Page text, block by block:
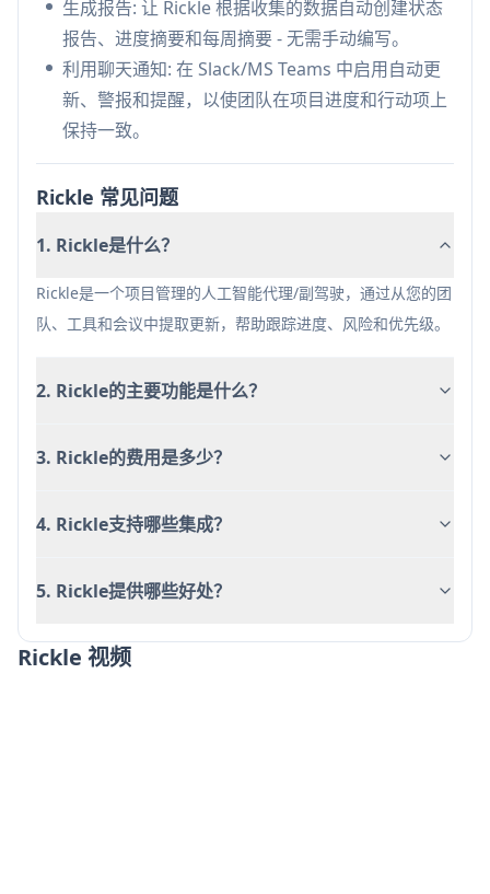
生成报告: 让 Rickle 根据收集的数据自动创建状态
报告、进度摘要和每周摘要 - 无需手动编写。
利用聊天通知: 在 Slack/MS Teams 中启用自动更
新、警报和提醒，以使团队在项目进度和行动项上
保持一致。
Rickle 常见问题
1. Rickle是什么？
Rickle是一个项目管理的人工智能代理/副驾驶，通过从您的团
队、工具和会议中提取更新，帮助跟踪进度、风险和优先级。
2. Rickle的主要功能是什么？
3. Rickle的费用是多少？
4. Rickle支持哪些集成？
5. Rickle提供哪些好处？
Rickle 视频